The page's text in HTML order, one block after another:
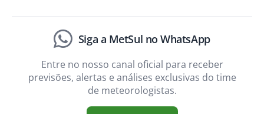
Siga a MetSul no WhatsApp
Entre no nosso canal oficial para receber
previsões, alertas e análises exclusivas do time
de meteorologistas.